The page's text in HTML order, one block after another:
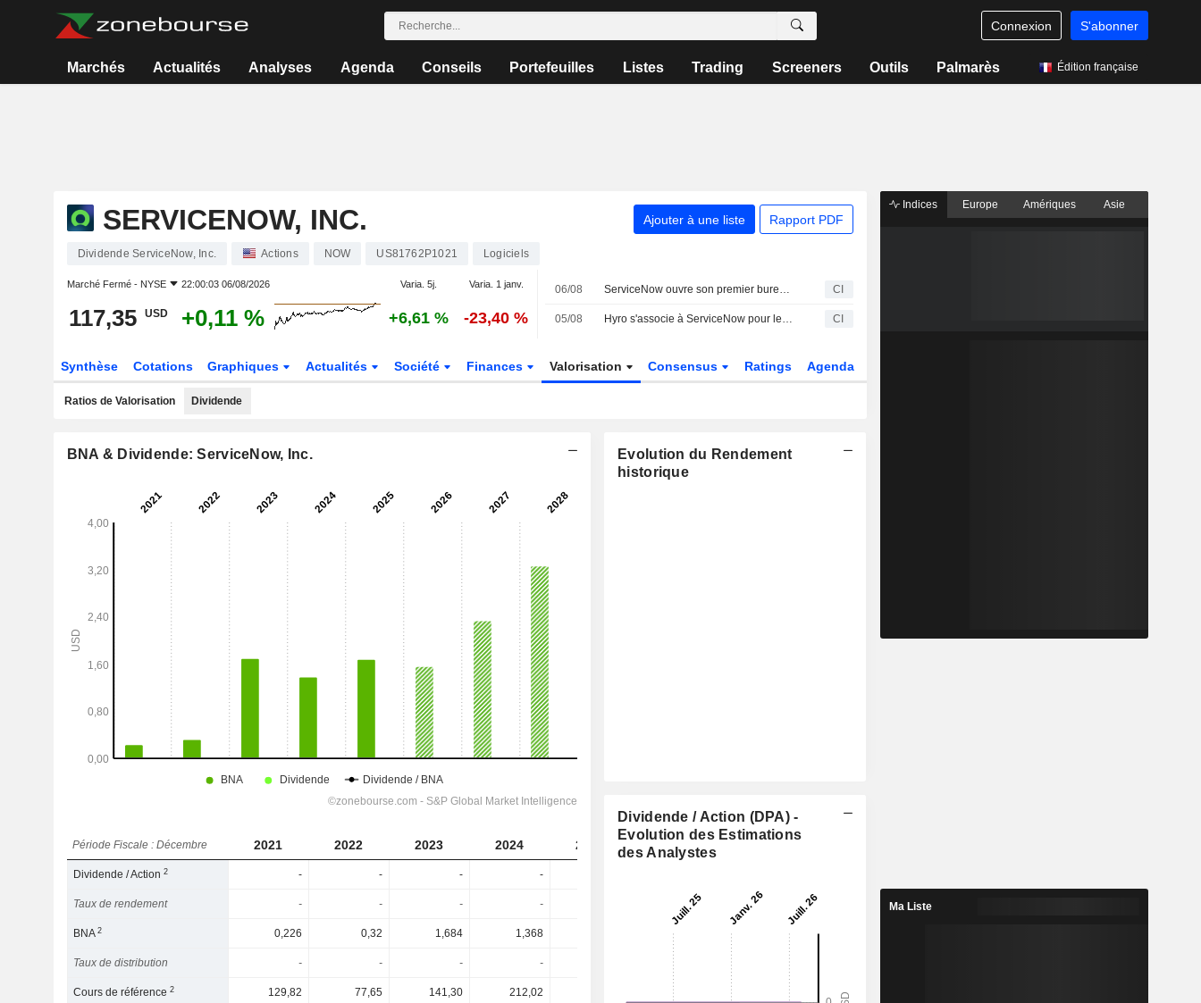
Connexion S'abonner
Marchés Actualités Analyses Agenda Conseils Portefeuilles Listes Trading Screeners Outils Palmarès Édition française
SERVICENOW, INC. Ajouter à une liste Rapport PDF
Dividende ServiceNow, Inc. Actions NOW US81762P1021 Logiciels
Marché Fermé - NYSE 22:00:03 06/08/2026 Varia. 5j. Varia. 1 janv.
117,35 USD +0,11 % +6,61 % -23,40 %
06/08 ServiceNow ouvre son premier bureau au Brésil et renforce ses partenariats académiques pour former les talents régionaux en IA CI
05/08 Hyro s'associe à ServiceNow pour lever les barrières administratives aux soins grâce à l'IA agentique et l'automatisation des flux de travail CI
Synthèse Cotations Graphiques Actualités Société Finances Valorisation Consensus Ratings Agenda
Ratios de Valorisation Dividende
BNA & Dividende: ServiceNow, Inc.
Période Fiscale : Décembre 2021 2022 2023 2024 2025 2026
Dividende / Action2 - - - -
Taux de rendement - - - - -
BNA2 0,226 0,32 1,684 1,368
Taux de distribution - - - -
Cours de référence2 129,82 77,65 141,30 212,02 117,35 117,35
Evolution du Rendement
historique
Dividende / Action (DPA) -
Evolution des Estimations
des Analystes
Indices Europe Amériques Asie
Ma Liste